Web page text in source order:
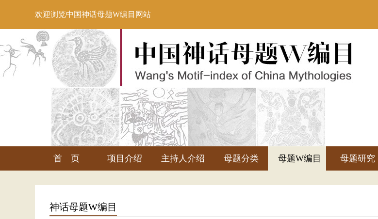
欢迎浏览中国神话母题W编目网站
首 页 项目介绍 主持人介绍 母题分类 母题W编目 母题研究
神话母题W编目